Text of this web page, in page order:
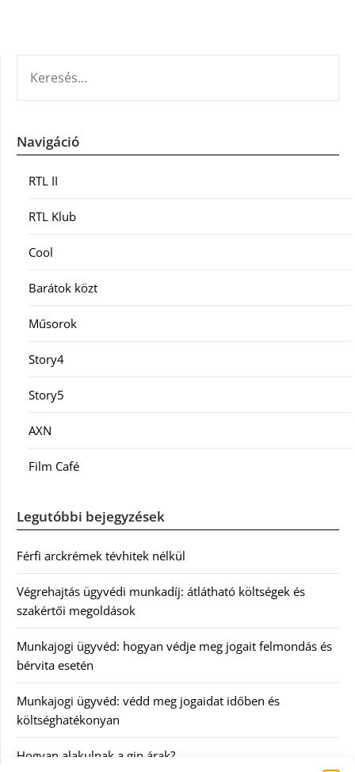
Navigáció
RTL II
RTL Klub
Cool
Barátok közt
Műsorok
Story4
Story5
AXN
Film Café
Legutóbbi bejegyzések
Férfi arckrémek tévhitek nélkül
Végrehajtás ügyvédi munkadíj: átlátható költségek és
szakértői megoldások
Munkajogi ügyvéd: hogyan védje meg jogait felmondás és
bérvita esetén
Munkajogi ügyvéd: védd meg jogaidat időben és
költséghatékonyan
Hogyan alakulnak a gin árak?